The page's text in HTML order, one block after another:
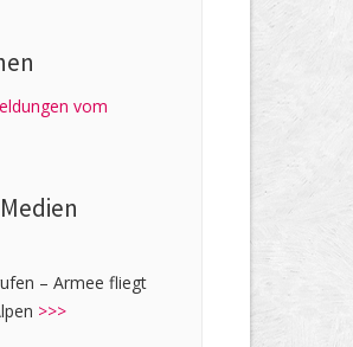
vom
– Armee fliegt
>>>